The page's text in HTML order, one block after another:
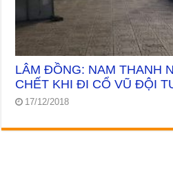
LÂM ĐỒNG: NAM THANH
CHẾT KHI ĐI CỔ VŨ ĐỘI
17/12/2018